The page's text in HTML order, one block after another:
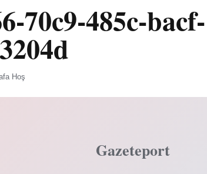
70c9-485c-bacf-
Hoş
Gazeteport